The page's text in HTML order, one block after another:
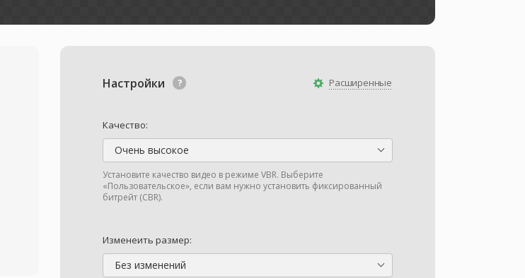
Расширенные
Настройки
Качество:
Очень высокое
Установите качество видео в режиме VBR. Выберите
«Пользовательское», если вам нужно установить фиксированный
битрейт (CBR).
Изменеить размер:
Без изменений